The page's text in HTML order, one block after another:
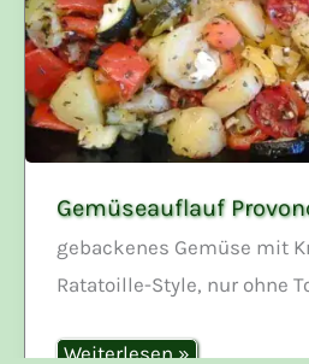
Gemüseauflauf
gebackenes Gemüse mit
Ratatoille-Style, nur ohne
Gemüseauflauf
Weiterlesen »